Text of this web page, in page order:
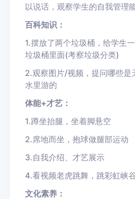
以说话，观察学生的自我管理
百科知识：
1.摆放了两个垃圾桶，给学生
垃圾桶里面(考察垃圾分类)
2.观察图片/视频，提问哪些是
水里游的
体能+才艺：
1.蹲坐抬腿，坐着脚悬空
2.席地而坐，抱球做腿部运动
3.自我介绍、才艺展示
4.看视频老虎跳舞，跳彩虹峡
文化素养：